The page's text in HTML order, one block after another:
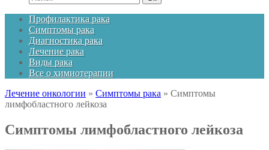
Профилактика рака
Симптомы рака
Диагностика рака
Лечение рака
Виды рака
Все о химиотерапии
Лечение онкологии » Симптомы рака » Симптомы
лимфобластного лейкоза
Симптомы лимфобластного лейкоза